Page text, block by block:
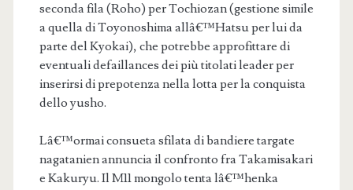
seconda fila (Roho) per Tochiozan (gestione simile
a quella di Toyonoshima allâ€™Hatsu per lui da
parte del Kyokai), che potrebbe approfittare di
eventuali defaillances dei più titolati leader per
inserirsi di prepotenza nella lotta per la conquista
dello yusho.
Lâ€™ormai consueta sfilata di bandiere targate
nagatanien annuncia il confronto fra Takamisakari
e Kakuryu. Il M11 mongolo tenta lâ€™henka